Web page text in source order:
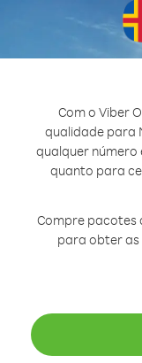
Com o Viber
qualidade para
qualquer
quanto para
Compre pacotes
para obter